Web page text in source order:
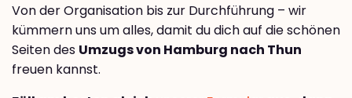
Von der Organisation bis zur Durchführung – wir
kümmern uns um alles, damit du dich auf die schönen
Seiten des Umzugs von Hamburg nach Thun
freuen kannst.